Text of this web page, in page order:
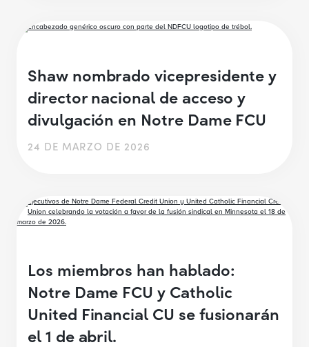
Shaw nombrado vicepresidente y
director nacional de acceso y
divulgación en Notre Dame FCU
24 DE MARZO DE 2026
Los miembros han hablado:
Notre Dame FCU y Catholic
United Financial CU se fusionarán
el 1 de abril.